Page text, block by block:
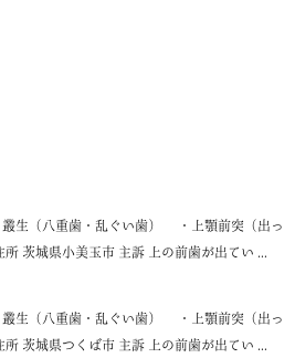
生（八重歯・乱ぐい歯） ・上顎前突（出っ
茨城県小美玉市 主訴 上の前歯が出てい ...
生（八重歯・乱ぐい歯） ・上顎前突（出っ
茨城県つくば市 主訴 上の前歯が出てい ...